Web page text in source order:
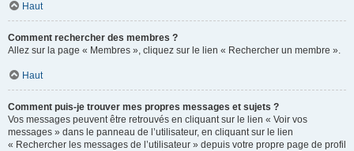
Haut
Comment rechercher des membres ?
Allez sur la page « Membres », cliquez sur le lien « Rechercher un membre ».
Haut
Comment puis-je trouver mes propres messages et sujets ?
Vos messages peuvent être retrouvés en cliquant sur le lien « Voir vos
messages » dans le panneau de l’utilisateur, en cliquant sur le lien
« Rechercher les messages de l’utilisateur » depuis votre propre page de profil